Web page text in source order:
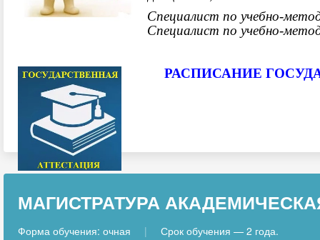
Специалист по учебно-
Специалист по учебно-
РАСПИСАНИЕ
МАГИСТРАТУРА
Форма обучения: очная | Срок обучения — 2 года.